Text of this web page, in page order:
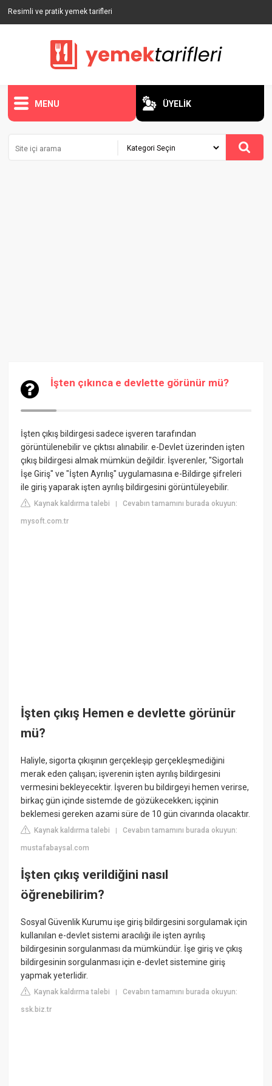
Resimli ve pratik yemek tarifleri
MENU ÜYELİK
İşten çıkınca e devlette görünür mü?
İşten çıkış bildirgesi sadece işveren tarafından
görüntülenebilir ve çıktısı alınabilir. e-Devlet üzerinden işten
çıkış bildirgesi almak mümkün değildir. İşverenler, "Sigortalı
İşe Giriş" ve "İşten Ayrılış" uygulamasına e-Bildirge şifreleri
ile giriş yaparak işten ayrılış bildirgesini görüntüleyebilir.
Kaynak kaldırma talebi |Cevabın tamamını burada okuyun:
mysoft.com.tr
İşten çıkış Hemen e devlette görünür
mü?
Haliyle, sigorta çıkışının gerçekleşip gerçekleşmediğini
merak eden çalışan; işverenin işten ayrılış bildirgesini
vermesini bekleyecektir. İşveren bu bildirgeyi hemen verirse,
birkaç gün içinde sistemde de gözükecekken; işçinin
beklemesi gereken azami süre de 10 gün civarında olacaktır.
Kaynak kaldırma talebi |Cevabın tamamını burada okuyun:
mustafabaysal.com
İşten çıkış verildiğini nasıl
öğrenebilirim?
Sosyal Güvenlik Kurumu işe giriş bildirgesini sorgulamak için
kullanılan e-devlet sistemi aracılığı ile işten ayrılış
bildirgesinin sorgulanması da mümkündür. İşe giriş ve çıkış
bildirgesinin sorgulanması için e-devlet sistemine giriş
yapmak yeterlidir.
Kaynak kaldırma talebi |Cevabın tamamını burada okuyun:
ssk.biz.tr